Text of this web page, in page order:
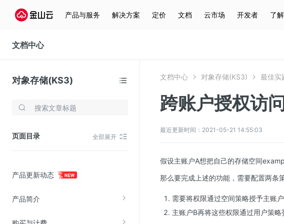
产品与服务 解决方案 定价 文档 云市场 开发者 了
文档中心
对象存储(KS3)
页面目录 全部展开
产品更新动态
产品简介
存储与云分发
云硬盘(EBS)
文档中心 对象存储(KS3) 最佳实
跨账户授权访
最近更新时间：2021-05-21 14:55:03
假设主账户A想把自己的存储空间
那么要完成上述的功能，需要配置两条
需要将权限通过空间策略授予主账
主账户B再将这些权限通过用户策略